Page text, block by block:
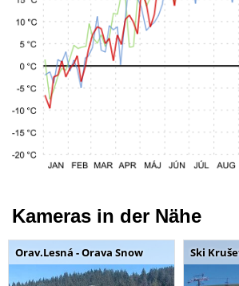
Kameras in der Nähe
Orav.Lesná - Orava Snow Ski